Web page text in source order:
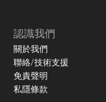
認識我們
關於我們
聯絡/技術支援
免責聲明
私隱條款